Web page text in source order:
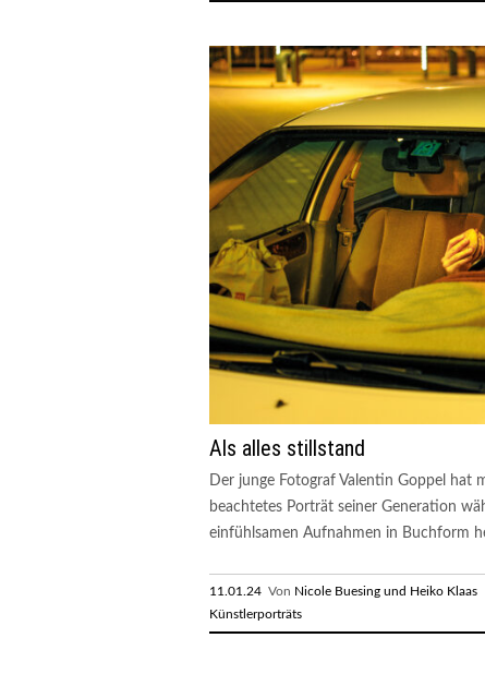
Als alles stillstand
Der junge Fotograf Valentin Goppel hat
beachtetes Porträt seiner Generation
einfühlsamen Aufnahmen in Buchform
11.01.24 Von Nicole Buesing und Heiko Klaas
Künstlerporträts